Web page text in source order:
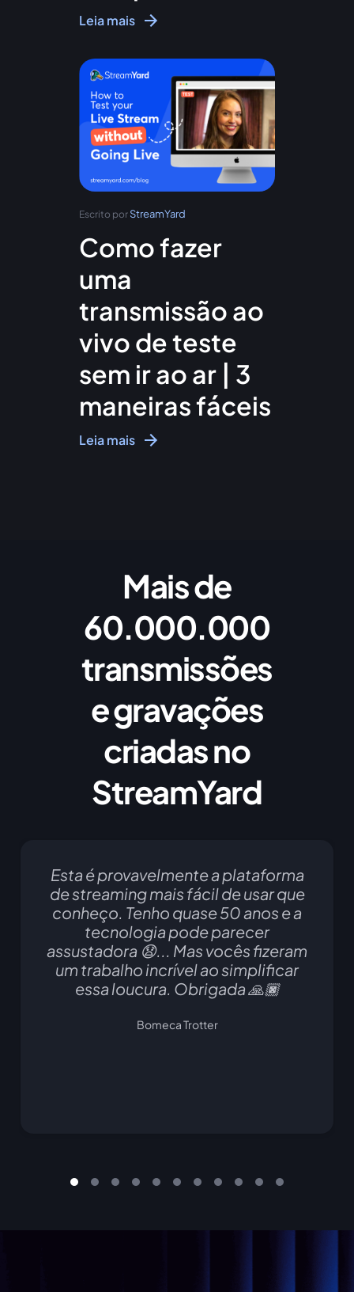
Leia mais
Escrito por StreamYard
Como fazer
uma
transmissão ao
vivo de teste
sem ir ao ar | 3
maneiras fáceis
Leia mais
Mais de
60.000.000
transmissões
e gravações
criadas no
StreamYard
Esta é provavelmente a plataforma
de streaming mais fácil de usar que
conheço. Tenho quase 50 anos e a
tecnologia pode parecer
assustadora 😧... Mas vocês fizeram
um trabalho incrível ao simplificar
essa loucura. Obrigada 🙏🏿
Bomeca Trotter